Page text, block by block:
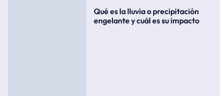
Qué es la lluvia o precipitación
engelante y cuál es su impacto